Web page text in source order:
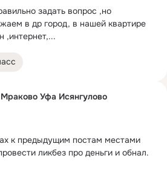
задать вопрос ,но
в др город, в нашей квартире
,интернет,...
Уфа Исянгулово
к предыдущим постам местами
ликбез про деньги и обнал.